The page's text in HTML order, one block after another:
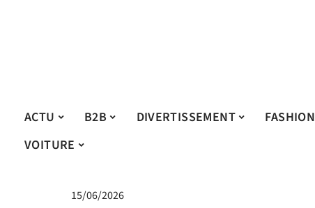
ACTU B2B DIVERTISSEMENT FASHION
VOITURE
15/06/2026